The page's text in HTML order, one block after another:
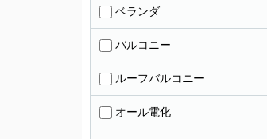
ベランダ
バルコニー
ルーフバルコニー
オール電化